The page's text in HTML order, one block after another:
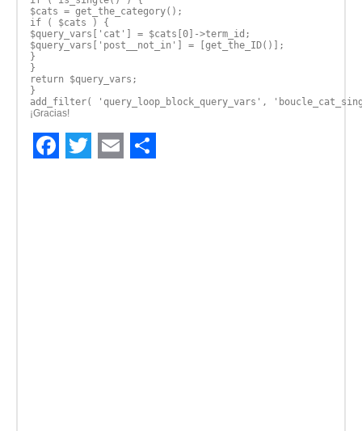
$cats = get_the_category();
if ( $cats ) {
$query_vars['cat'] = $cats[0]->term_id;
$query_vars['post__not_in'] = [get_the_ID()];
}
}
return $query_vars;
}
add_filter( 'query_loop_block_query_vars',
¡Gracias!